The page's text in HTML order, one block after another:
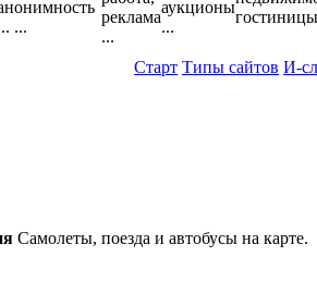
Старт Типы сайтов И-
Самолеты, поезда и автобусы на карте.